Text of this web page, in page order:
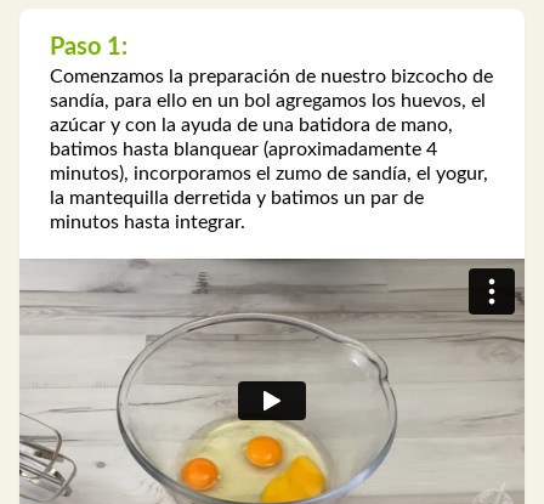
Paso 1:
Comenzamos la preparación de nuestro bizcocho de
sandía, para ello en un bol agregamos los huevos, el
azúcar y con la ayuda de una batidora de mano,
batimos hasta blanquear (aproximadamente 4
minutos), incorporamos el zumo de sandía, el yogur,
la mantequilla derretida y batimos un par de
minutos hasta integrar.